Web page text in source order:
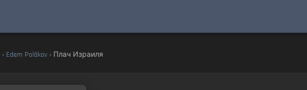
› Edem Polâkov › Плач Израиля